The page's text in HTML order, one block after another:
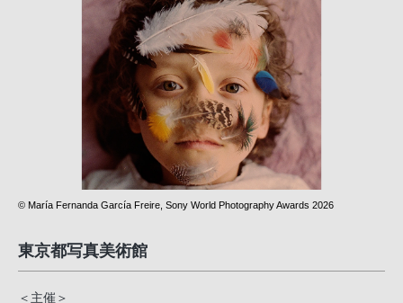
© María Fernanda García Freire, Sony World Photography Awards 2026
東京都写真美術館
＜主催＞